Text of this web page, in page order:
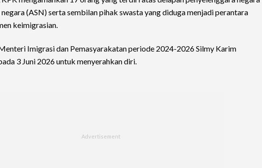
(ASN) serta sembilan pihak swasta yang diduga menjadi perantara
keimigrasian.
Imigrasi dan Pemasyarakatan periode 2024-2026 Silmy Karim
3 Juni 2026 untuk menyerahkan diri.